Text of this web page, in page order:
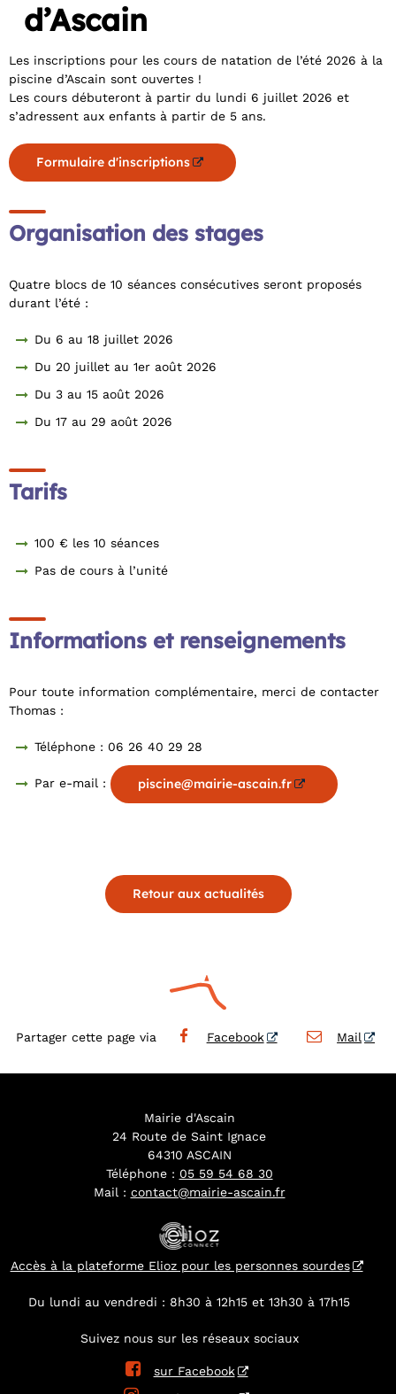
d’Ascain
Les inscriptions pour les cours de natation de l’été 2026 à la
piscine d’Ascain sont ouvertes !
Les cours débuteront à partir du lundi 6 juillet 2026 et
s’adressent aux enfants à partir de 5 ans.
Formulaire d'inscriptions
Organisation des stages
Quatre blocs de 10 séances consécutives seront proposés
durant l’été :
Du 6 au 18 juillet 2026
Du 20 juillet au 1er août 2026
Du 3 au 15 août 2026
Du 17 au 29 août 2026
Tarifs
100 € les 10 séances
Pas de cours à l’unité
Informations et renseignements
Pour toute information complémentaire, merci de contacter
Thomas :
Téléphone : 06 26 40 29 28
Par e-mail : piscine@mairie-ascain.fr
Retour aux actualités
Partager cette page via Facebook Mail
Mairie d'Ascain
24 Route de Saint Ignace
64310 ASCAIN
Téléphone : 05 59 54 68 30
Mail : contact@mairie-ascain.fr
Accès à la plateforme Elioz pour les personnes sourdes
Du lundi au vendredi : 8h30 à 12h15 et 13h30 à 17h15
Suivez nous sur les réseaux sociaux
 sur Facebook